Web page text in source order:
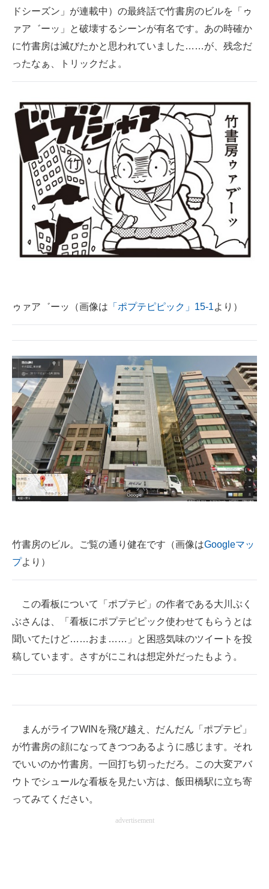
ドシーズン」が連載中）の最終話で竹書房のビルを「ゥ
ァア゛ーッ」と破壊するシーンが有名です。あの時確か
に竹書房は滅びたかと思われていました……が、残念だ
ったなぁ、トリックだよ。
ゥァア゛ーッ（画像は 「ポプテピピック」15-1より）
竹書房のビル。ご覧の通り健在です（画像はGoogleマッ
プより）
この看板について「ポプテピ」の作者である大川ぶく
ぶさんは、「看板にポプテピピック使わせてもらうとは
聞いてたけど……おま……」と困惑気味のツイートを投
稿しています。さすがにこれは想定外だったもよう。
まんがライフWINを飛び越え、だんだん「ポプテピ」
が竹書房の顔になってきつつあるように感じます。それ
でいいのか竹書房。一回打ち切っただろ。この大変アバ
ウトでシュールな看板を見たい方は、飯田橋駅に立ち寄
ってみてください。
advertisement